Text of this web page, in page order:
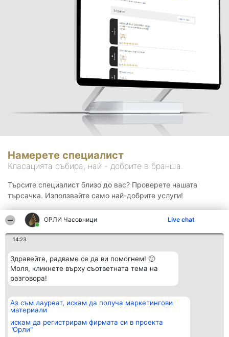
ОРЛИ Часовници Live chat
14:23
Здравейте, радваме се да ви помогнем! 🙂
Моля, кликнете върху съответната тема на
разговора!
Аз съм лауреат, искам да получа маркетингови
материали
искам да регистрирам фирмата си в проекта
"Орли"
Намерете специалист
Класацията събира, най - добрите в бранша.
Търсите специалист близо до вас? Проверете нашата
търсачка. Използвайте само най-добрите услуги!
Организатор на
класиране
BulevardulAleea Timișul De
Sus Nr. 2, Bl. A30, Sc. A, Et.
Класация
всички
Контакти